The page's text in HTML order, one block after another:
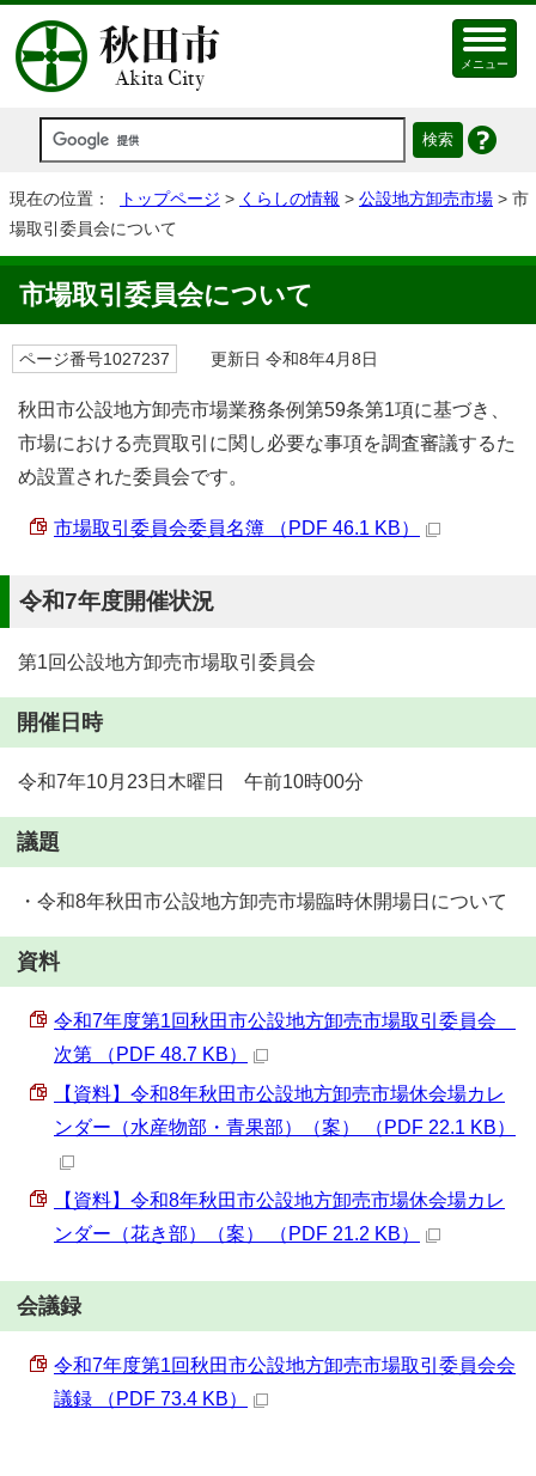
メニュー
現在の位置： トップページ > くらしの情報 > 公設地方卸売市場 > 市
場取引委員会について
市場取引委員会について
ページ番号1027237 更新日 令和8年4月8日
秋田市公設地方卸売市場業務条例第59条第1項に基づき、
市場における売買取引に関し必要な事項を調査審議するた
め設置された委員会です。
市場取引委員会委員名簿 （PDF 46.1 KB）
令和7年度開催状況
第1回公設地方卸売市場取引委員会
開催日時
令和7年10月23日木曜日 午前10時00分
議題
・令和8年秋田市公設地方卸売市場臨時休開場日について
資料
令和7年度第1回秋田市公設地方卸売市場取引委員会
次第 （PDF 48.7 KB）
【資料】令和8年秋田市公設地方卸売市場休会場カレ
ンダー（水産物部・青果部）（案） （PDF 22.1 KB）
【資料】令和8年秋田市公設地方卸売市場休会場カレ
ンダー（花き部）（案） （PDF 21.2 KB）
会議録
令和7年度第1回秋田市公設地方卸売市場取引委員会会
議録 （PDF 73.4 KB）